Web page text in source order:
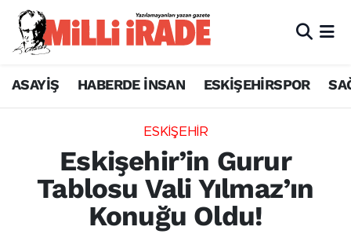
ASAYİŞ HABERDE İNSAN ESKİŞEHİRSPOR
ESKİŞEHİR
Eskişehir’in Gurur
Tablosu Vali Yılmaz’ın
Konuğu Oldu!